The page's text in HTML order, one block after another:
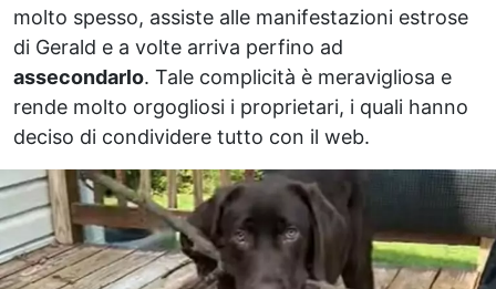
molto spesso, assiste alle manifestazioni estrose
di Gerald e a volte arriva perfino ad
assecondarlo. Tale complicità è meravigliosa e
rende molto orgogliosi i proprietari, i quali hanno
deciso di condividere tutto con il web.